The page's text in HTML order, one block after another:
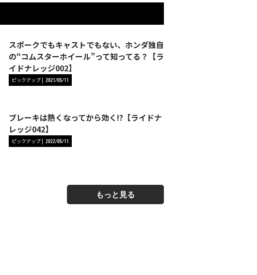
スポークでもキャストでもない、ホンダ独自
の“コムスターホイール”って知ってる？【ラ
イドナレッジ002】
ピックアップ 2021/05/11
ブレーキは熱くなってから効く!?【ライドナ
レッジ042】
ピックアップ 2022/05/11
もっと見る